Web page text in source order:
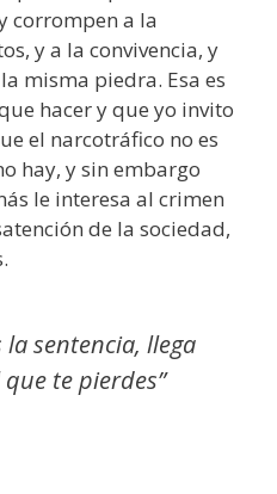
corrompen a la
y a la convivencia, y
misma piedra. Esa es
hacer y que yo invito
el narcotráfico no es
hay, y sin embargo
le interesa al crimen
de la sociedad,
la sentencia, llega
te pierdes”